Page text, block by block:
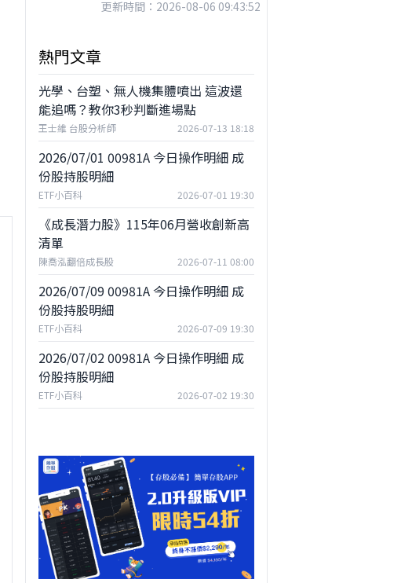
更新時間：2026-08-06 09:43:52
熱門文章
光學、台塑、無人機集體噴出 這波還
能追嗎？教你3秒判斷進場點
王士維 台股分析師 2026-07-13 18:18
2026/07/01 00981A 今日操作明細 成
份股持股明細
ETF小百科 2026-07-01 19:30
《成長潛力股》115年06月營收創新高
清單
陳喬泓翻倍成長股 2026-07-11 08:00
2026/07/09 00981A 今日操作明細 成
份股持股明細
ETF小百科 2026-07-09 19:30
2026/07/02 00981A 今日操作明細 成
份股持股明細
ETF小百科 2026-07-02 19:30